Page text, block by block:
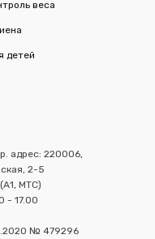
веса
детей
адрес: 220006,
2-5
МТС)
- 17.00
№ 479296